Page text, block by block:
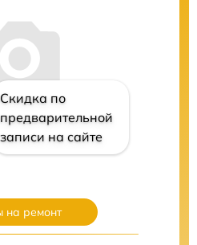
Скидка по
предварительной
записи на сайте
на ремонт